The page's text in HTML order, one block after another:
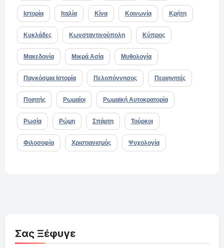
Ιστορία Ιταλία Κίνα Κοινωνία Κρήτη
Κυκλάδες Κωνσταντινούπολη Κύπρος
Μακεδονία Μικρά Ασία Μυθολογία
Παγκόσμια Ιστορία Πελοπόννησος Περιηγητές
Ποιητής Ρωμαίοι Ρωμαϊκή Αυτοκρατορία
Ρωσία Ρώμη Σπάρτη Τούρκοι
Φιλοσοφία Χριστιανισμός Ψυχολογία
Σας Ξέφυγε